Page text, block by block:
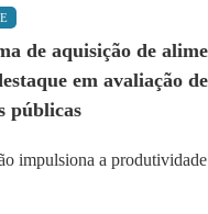
de aquisição de
em avaliação de
públicas